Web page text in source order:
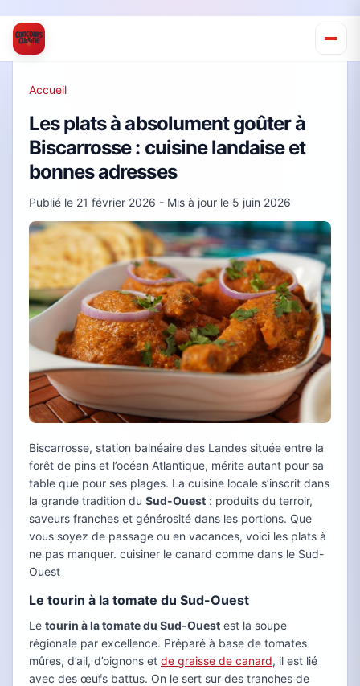
Accueil
Les plats à absolument goûter à
Biscarrosse : cuisine landaise et
bonnes adresses
Publié le 21 février 2026 - Mis à jour le 5 juin 2026
Biscarrosse, station balnéaire des Landes située entre la
forêt de pins et l’océan Atlantique, mérite autant pour sa
table que pour ses plages. La cuisine locale s’inscrit dans
la grande tradition du Sud-Ouest : produits du terroir,
saveurs franches et générosité dans les portions. Que
vous soyez de passage ou en vacances, voici les plats à
ne pas manquer. cuisiner le canard comme dans le Sud-
Ouest
Le tourin à la tomate du Sud-Ouest
Le tourin à la tomate du Sud-Ouest est la soupe
régionale par excellence. Préparé à base de tomates
mûres, d’ail, d’oignons et de graisse de canard, il est lié
avec des œufs battus. On le sert sur des tranches de